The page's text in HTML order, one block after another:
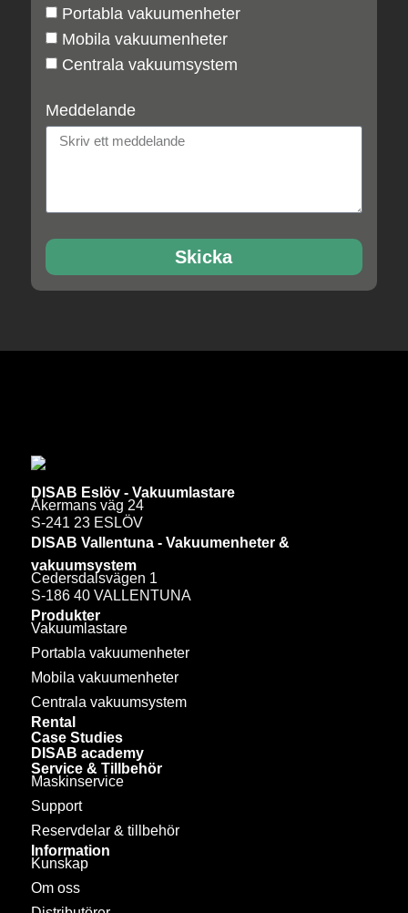
Portabla vakuumenheter
Mobila vakuumenheter
Centrala vakuumsystem
Meddelande
Skicka
DISAB Eslöv - Vakuumlastare
Åkermans väg 24
S-241 23 ESLÖV
DISAB Vallentuna - Vakuumenheter &
vakuumsystem
Cedersdalsvägen 1
S-186 40 VALLENTUNA
Produkter
Vakuumlastare
Portabla vakuumenheter
Mobila vakuumenheter
Centrala vakuumsystem
Rental
Case Studies
DISAB academy
Service & Tillbehör
Maskinservice
Support
Reservdelar & tillbehör
Information
Kunskap
Om oss